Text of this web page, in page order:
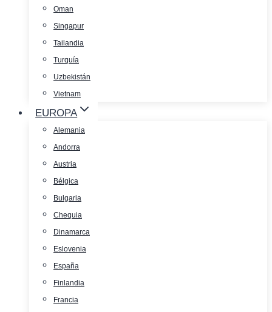
Oman
Singapur
Tailandia
Turquía
Uzbekistán
Vietnam
EUROPA
Alemania
Andorra
Austria
Bélgica
Bulgaria
Chequia
Dinamarca
Eslovenia
España
Finlandia
Francia